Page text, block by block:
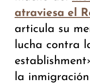
atraviesa el
articula su
lucha contra
la